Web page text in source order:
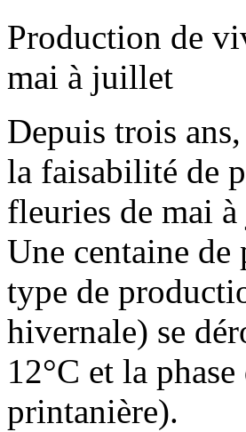
Production de
mai à juillet
Depuis trois
la faisabilité de
fleuries de mai
Une centaine de
type de
hivernale) se
12°C et la
printanière).